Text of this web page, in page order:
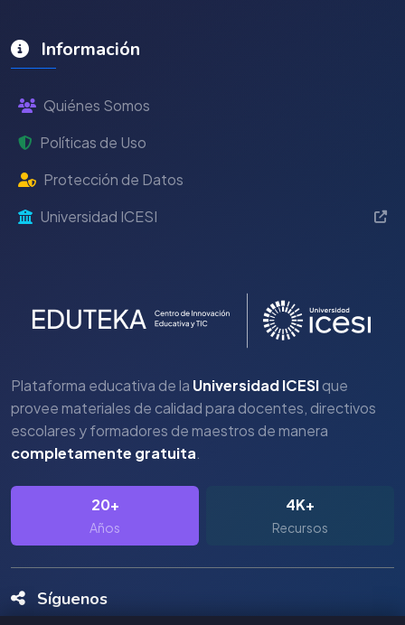
Información
Quiénes Somos
Políticas de Uso
Protección de Datos
Universidad ICESI
Plataforma educativa de la Universidad ICESIque
provee materiales de calidad para docentes, directivos
escolares y formadores de maestros de manera
completamente gratuita.
20+
Años
4K+
Recursos
Síguenos